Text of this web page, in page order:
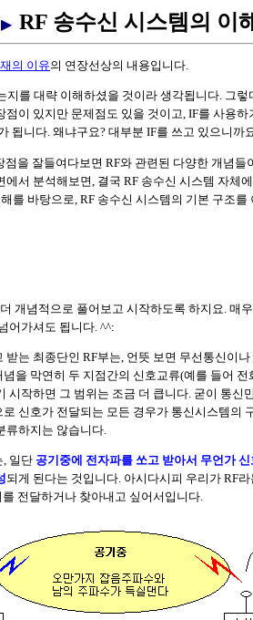
▶ RF 송수신 시스템의 이
의 이유의 연장선상의 내용입니다.
지를 대략 이해하셨을 것이라 생각됩니다. 그
점이 있지만 문제점도 있을 것이고, IF를 사용
됩니다. 왜냐구요? 대부분 IF를 쓰고 있으니까
을 잘들여다보면 RF와 관련된 다양한 개념들
에서 분석해보면, 결국 RF 송수신 시스템 자체
를 바탕으로, RF 송수신 시스템의 기본 구조를
개념적으로 풀어보고 시작하도록 하지요. 매
어가셔도 됩니다. ^^:
받는 최종단인 RF부는, 언뜻 보면 무선통신이
을 막연히 두 지점간의 신호교류(예를 들어 전
시작하면 그 범위는 조금 더 큽니다. 굳이 통신
신호가 전달되는 모든 경우가 통신시스템의
류하지는 않습니다.
, 일단 공기중에 전자파를 쏘고 받아서 무언가
되게 된다는 것입니다. 아시다시피 우리가 RF
전달하거나 찾아내고 싶어서입니다.